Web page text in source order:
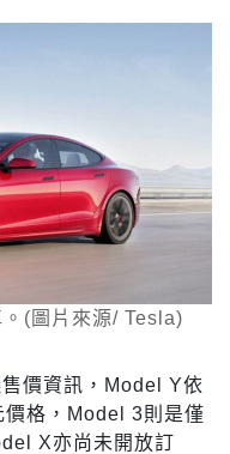
(圖片來源/ Tesla)
價資訊，Model Y依
格，Model 3則是僅
X亦尚未開放訂